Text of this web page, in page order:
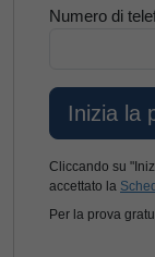
Numero di
Cliccando su
accettato la
Per la prova